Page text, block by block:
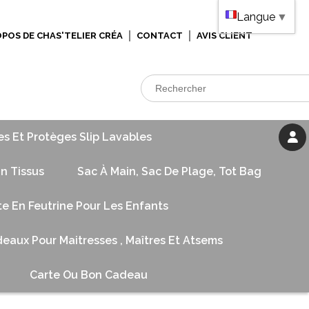
DE CHAS'TELIER CRÉA CONTACT AVIS CLIENT
Et Protèges Slip Lavables
Tissus Sac À Main, Sac De Plage, Tot Bag
En Feutrine Pour Les Enfants
Pour Maitresses , Maîtres Et Atsems
Carte Ou Bon Cadeau
Langue ▼